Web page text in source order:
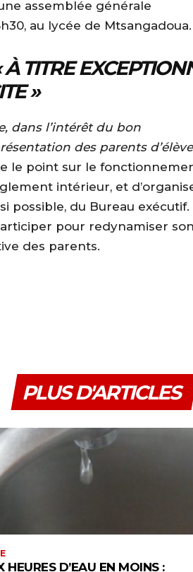
assemblée générale
au lycée de Mtsangadoua.
À TITRE
»
dans l’intérêt du bon
des parents
le point sur le
intérieur, et
possible, du Bureau exécutif.
pour redynamiser son
des parents.
PLUS D'ARTICLES
HEURES D’EAU EN MOINS :